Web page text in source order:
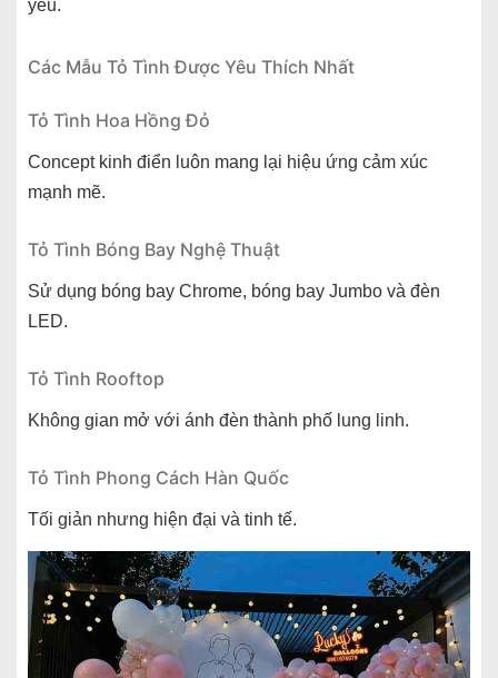
yêu.
Các Mẫu Tỏ Tình Được Yêu Thích Nhất
Tỏ Tình Hoa Hồng Đỏ
Concept kinh điển luôn mang lại hiệu ứng cảm xúc
mạnh mẽ.
Tỏ Tình Bóng Bay Nghệ Thuật
Sử dụng bóng bay Chrome, bóng bay Jumbo và đèn
LED.
Tỏ Tình Rooftop
Không gian mở với ánh đèn thành phố lung linh.
Tỏ Tình Phong Cách Hàn Quốc
Tối giản nhưng hiện đại và tinh tế.